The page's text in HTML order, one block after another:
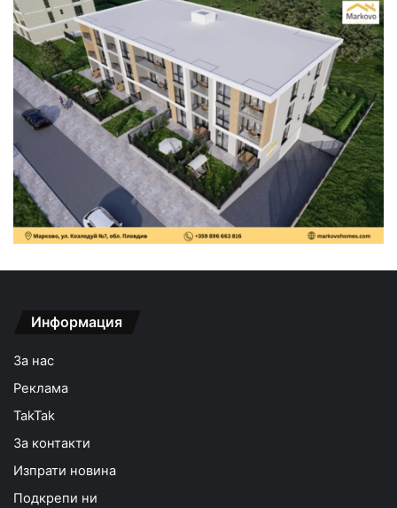
Информация
За нас
Реклама
TakTak
За контакти
Изпрати новина
Подкрепи ни